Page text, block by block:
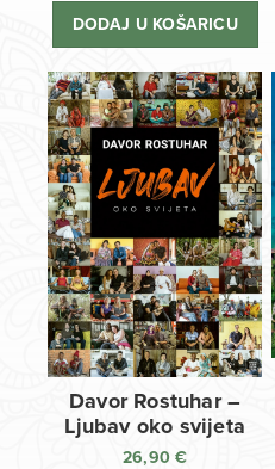
DODAJ U KOŠARICU
Davor Rostuhar –
Ljubav oko svijeta
26,90€